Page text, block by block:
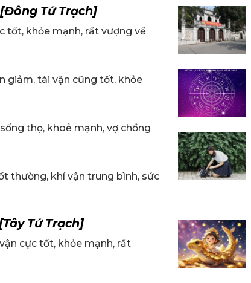
Tứ Trạch]
tốt, khỏe mạnh, rất vượng về
giảm, tài vận cũng tốt, khỏe
thọ, khoẻ mạnh, vợ chồng
thường, khí vận trung bình, sức
Tứ Trạch]
cực tốt, khỏe mạnh, rất